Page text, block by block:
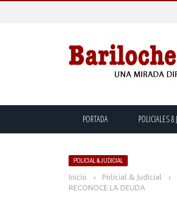
PORTADA POLICIALES &
POLICIAL & JUDICIAL
Inicio › Policial & Judicial ›
RECONOCE LA DEUDA